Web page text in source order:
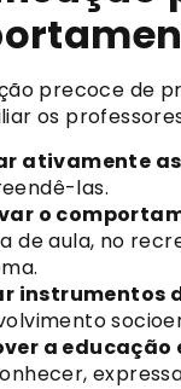
precoce de
os
ativamente
las.
o
de aula, no
instrumentos
a educação